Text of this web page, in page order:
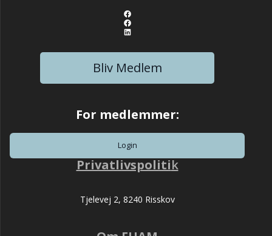
Link til Det Lange Liv Facebook side
Link til Alderens Muligheder
LinkedIn
Bliv Medlem
For medlemmer:
Login
Privatlivspolitik
Tjelevej 2, 8240 Risskov